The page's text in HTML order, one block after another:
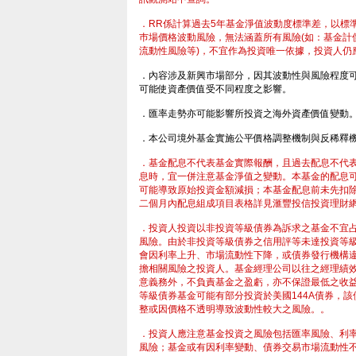
．RR係計算過去5年基金淨值波動度標準差，以
巿場價格波動風險，無法涵蓋所有風險(如：基金
流動性風險等)，不宜作為投資唯一依據，投資人
．內容涉及新興市場部分，因其波動性與風險程
可能使資產價值受不同程度之影響。
．匯率走勢亦可能影響所投資之海外資產價值變動
．本公司境外基金實施公平價格調整機制與反稀
．基金配息不代表基金實際報酬，且過去配息不
息時，宜一併注意基金淨值之變動。本基金的配息
可能導致原始投資金額減損；本基金配息前未先扣
二個月內配息組成項目表格詳見滙豐投信投資理財
．投資人投資以非投資等級債券為訴求之基金不
風險。由於非投資等級債券之信用評等未達投資等
會因利率上升、市場流動性下降，或債券發行機構
擔相關風險之投資人。基金經理公司以往之經理績
意義務外，不負責基金之盈虧，亦不保證最低之收
等級債券基金可能有部分投資於美國144A債券，
整或因價格不透明導致波動性較大之風險。。
．投資人應注意基金投資之風險包括匯率風險、
風險；基金或有因利率變動、債券交易市場流動性